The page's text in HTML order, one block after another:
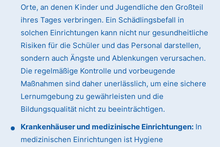
Orte, an denen Kinder und Jugendliche den Großteil
ihres Tages verbringen. Ein Schädlingsbefall in
solchen Einrichtungen kann nicht nur gesundheitliche
Risiken für die Schüler und das Personal darstellen,
sondern auch Ängste und Ablenkungen verursachen.
Die regelmäßige Kontrolle und vorbeugende
Maßnahmen sind daher unerlässlich, um eine sichere
Lernumgebung zu gewährleisten und die
Bildungsqualität nicht zu beeinträchtigen.
Krankenhäuser und medizinische Einrichtungen: In
medizinischen Einrichtungen ist Hygiene